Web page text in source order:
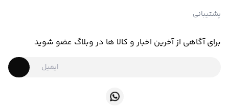
پشتیبانی
برای آگاهی از آخرین اخبار و کالا ها در وبلاگ عضو شوید